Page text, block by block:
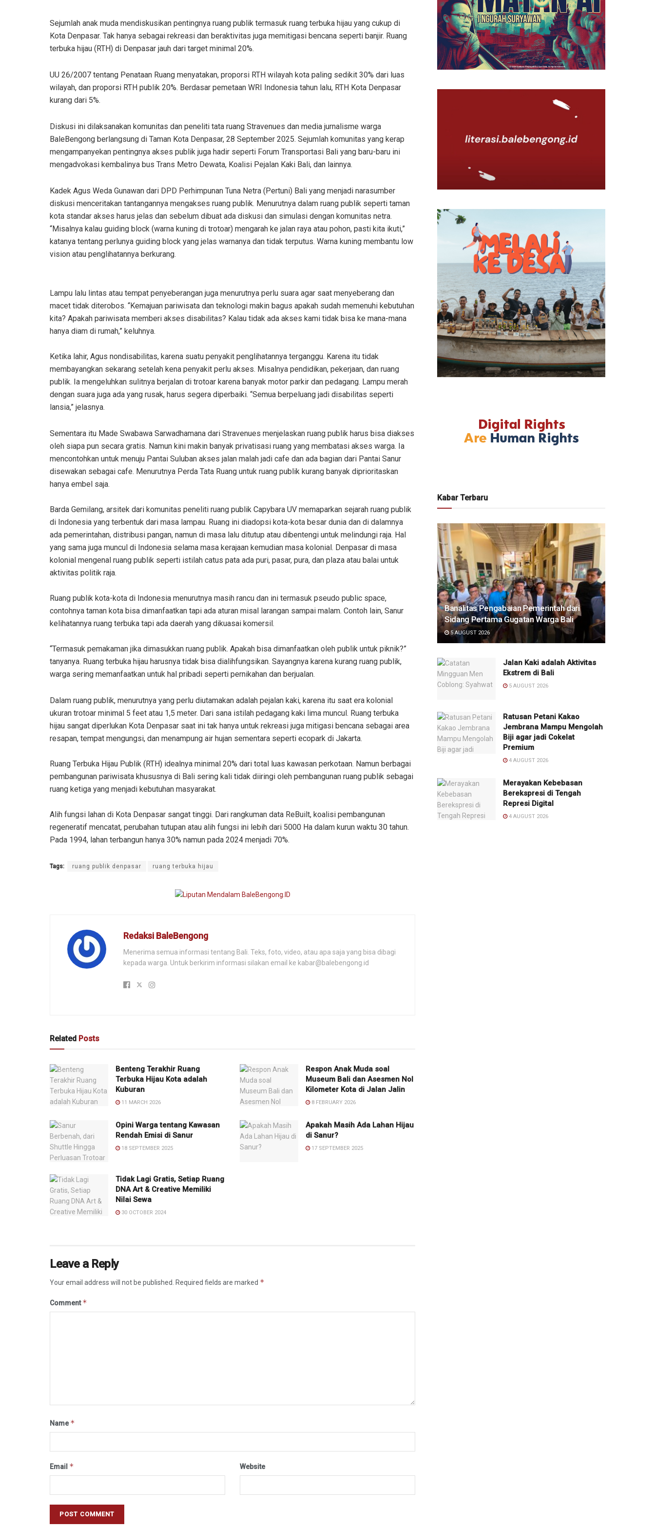
Sejumlah anak muda mendiskusikan pentingnya ruang publik termasuk ruang terbuka hijau yang cukup di
Kota Denpasar. Tak hanya sebagai rekreasi dan beraktivitas juga memitigasi bencana seperti banjir. Ruang
terbuka hijau (RTH) di Denpasar jauh dari target minimal 20%.
UU 26/2007 tentang Penataan Ruang menyatakan, proporsi RTH wilayah kota paling sedikit 30% dari luas
wilayah, dan proporsi RTH publik 20%. Berdasar pemetaan WRI Indonesia tahun lalu, RTH Kota Denpasar
kurang dari 5%.
Diskusi ini dilaksanakan komunitas dan peneliti tata ruang Stravenues dan media jurnalisme warga
BaleBengong berlangsung di Taman Kota Denpasar, 28 September 2025. Sejumlah komunitas yang kerap
mengampanyekan pentingnya akses publik juga hadir seperti Forum Transportasi Bali yang baru-baru ini
mengadvokasi kembalinya bus Trans Metro Dewata, Koalisi Pejalan Kaki Bali, dan lainnya.
Kadek Agus Weda Gunawan dari DPD Perhimpunan Tuna Netra (Pertuni) Bali yang menjadi narasumber
diskusi menceritakan tantangannya mengakses ruang publik. Menurutnya dalam ruang publik seperti taman
kota standar akses harus jelas dan sebelum dibuat ada diskusi dan simulasi dengan komunitas netra.
“Misalnya kalau guiding block (warna kuning di trotoar) mengarah ke jalan raya atau pohon, pasti kita ikuti,”
katanya tentang perlunya guiding block yang jelas warnanya dan tidak terputus. Warna kuning membantu low
vision atau penglihatannya berkurang.
Lampu lalu lintas atau tempat penyeberangan juga menurutnya perlu suara agar saat menyeberang dan
macet tidak diterobos. “Kemajuan pariwisata dan teknologi makin bagus apakah sudah memenuhi kebutuhan
kita? Apakah pariwisata memberi akses disabilitas? Kalau tidak ada akses kami tidak bisa ke mana-mana
hanya diam di rumah,” keluhnya.
Ketika lahir, Agus nondisabilitas, karena suatu penyakit penglihatannya terganggu. Karena itu tidak
membayangkan sekarang setelah kena penyakit perlu akses. Misalnya pendidikan, pekerjaan, dan ruang
publik. Ia mengeluhkan sulitnya berjalan di trotoar karena banyak motor parkir dan pedagang. Lampu merah
dengan suara juga ada yang rusak, harus segera diperbaiki. “Semua berpeluang jadi disabilitas seperti
lansia,” jelasnya.
Sementara itu Made Swabawa Sarwadhamana dari Stravenues menjelaskan ruang publik harus bisa diakses
oleh siapa pun secara gratis. Namun kini makin banyak privatisasi ruang yang membatasi akses warga. Ia
mencontohkan untuk menuju Pantai Suluban akses jalan malah jadi cafe dan ada bagian dari Pantai Sanur
disewakan sebagai cafe. Menurutnya Perda Tata Ruang untuk ruang publik kurang banyak diprioritaskan
hanya embel saja.
Barda Gemilang, arsitek dari komunitas peneliti ruang publik Capybara UV memaparkan sejarah ruang publik
di Indonesia yang terbentuk dari masa lampau. Ruang ini diadopsi kota-kota besar dunia dan di dalamnya
ada pemerintahan, distribusi pangan, namun di masa lalu ditutup atau dibentengi untuk melindungi raja. Hal
yang sama juga muncul di Indonesia selama masa kerajaan kemudian masa kolonial. Denpasar di masa
kolonial mengenal ruang publik seperti istilah catus pata ada puri, pasar, pura, dan plaza atau balai untuk
aktivitas politik raja.
Ruang publik kota-kota di Indonesia menurutnya masih rancu dan ini termasuk pseudo public space,
contohnya taman kota bisa dimanfaatkan tapi ada aturan misal larangan sampai malam. Contoh lain, Sanur
kelihatannya ruang terbuka tapi ada daerah yang dikuasai komersil.
“Termasuk pemakaman jika dimasukkan ruang publik. Apakah bisa dimanfaatkan oleh publik untuk piknik?”
tanyanya. Ruang terbuka hijau harusnya tidak bisa dialihfungsikan. Sayangnya karena kurang ruang publik,
warga sering memanfaatkan untuk hal pribadi seperti pernikahan dan berjualan.
Dalam ruang publik, menurutnya yang perlu diutamakan adalah pejalan kaki, karena itu saat era kolonial
ukuran trotoar minimal 5 feet atau 1,5 meter. Dari sana istilah pedagang kaki lima muncul. Ruang terbuka
hijau sangat diperlukan Kota Denpasar saat ini tak hanya untuk rekreasi juga mitigasi bencana sebagai area
resapan, tempat mengungsi, dan menampung air hujan sementara seperti ecopark di Jakarta.
Ruang Terbuka Hijau Publik (RTH) idealnya minimal 20% dari total luas kawasan perkotaan. Namun berbagai
pembangunan pariwisata khususnya di Bali sering kali tidak diiringi oleh pembangunan ruang publik sebagai
ruang ketiga yang menjadi kebutuhan masyarakat.
Alih fungsi lahan di Kota Denpasar sangat tinggi. Dari rangkuman data ReBuilt, koalisi pembangunan
regeneratif mencatat, perubahan tutupan atau alih fungsi ini lebih dari 5000 Ha dalam kurun waktu 30 tahun.
Pada 1994, lahan terbangun hanya 30% namun pada 2024 menjadi 70%.
Tags: ruang publik denpasar ruang terbuka hijau
Redaksi BaleBengong
Menerima semua informasi tentang Bali. Teks, foto, video, atau apa saja yang bisa dibagi
kepada warga. Untuk berkirim informasi silakan email ke kabar@balebengong.id
Related Posts
Benteng Terakhir Ruang
Terbuka Hijau Kota adalah
Kuburan
11 MARCH 2026
Respon Anak Muda soal
Museum Bali dan Asesmen Nol
Kilometer Kota di Jalan Jalin
8 FEBRUARY 2026
Opini Warga tentang Kawasan
Rendah Emisi di Sanur
18 SEPTEMBER 2025
Apakah Masih Ada Lahan Hijau
di Sanur?
17 SEPTEMBER 2025
Tidak Lagi Gratis, Setiap Ruang
DNA Art & Creative Memiliki
Nilai Sewa
30 OCTOBER 2024
Leave a Reply
Your email address will not be published. Required fields are marked *
Comment*
Name*
Email * Website
Kabar Terbaru
Banalitas Pengabaian Pemerintah dari
Sidang Pertama Gugatan Warga Bali
5 AUGUST 2026
Jalan Kaki adalah Aktivitas
Ekstrem di Bali
5 AUGUST 2026
Ratusan Petani Kakao
Jembrana Mampu Mengolah
Biji agar jadi Cokelat
Premium
4 AUGUST 2026
Merayakan Kebebasan
Berekspresi di Tengah
Represi Digital
4 AUGUST 2026